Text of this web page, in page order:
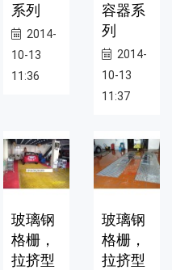
系列
2014-
10-13
11:36
容器系
列
2014-
10-13
11:37
玻璃钢
格栅，
拉挤型
玻璃钢
格栅，
拉挤型